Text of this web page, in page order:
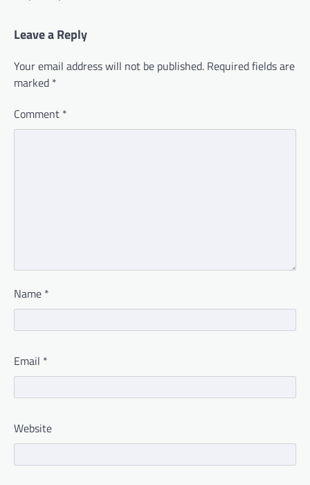
Leave a Reply
Your email address will not be published. Required fields are
marked *
Comment *
Name *
Email *
Website